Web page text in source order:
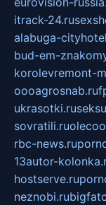
itrack-24.ru
alabuga-
bud-em-
korolevremont-
oooagrosnab.ru
ukrasotki.ru
sovratili.ru
rbc-news.ru
13autor-
hostserve.ru
neznobi.ru